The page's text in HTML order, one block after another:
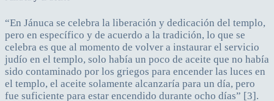
“En Jánuca se celebra la liberación y dedicación del templo,
pero en específico y de acuerdo a la tradición, lo que se
celebra es que al momento de volver a instaurar el servicio
judío en el templo, solo había un poco de aceite que no había
sido contaminado por los griegos para encender las luces en
el templo, el aceite solamente alcanzaría para un día, pero
fue suficiente para estar encendido durante ocho días” [3].